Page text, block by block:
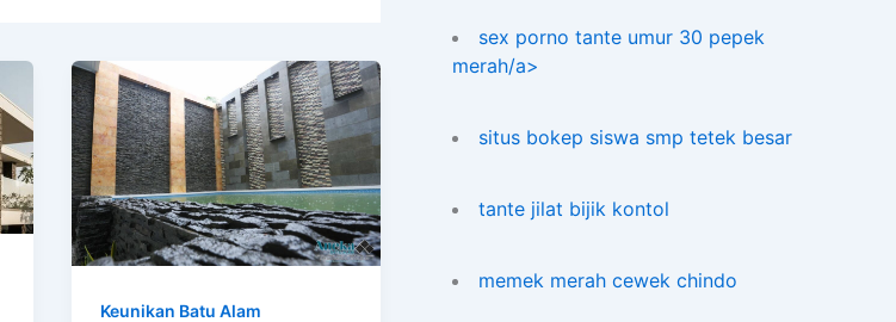
Keunikan Batu Alam
sex porno tante umur 30 pepek
merah/a>
situs bokep siswa smp tetek besar
tante jilat bijik kontol
memek merah cewek chindo